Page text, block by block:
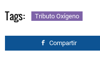
Tags: Tributo Oxígeno
Compartir